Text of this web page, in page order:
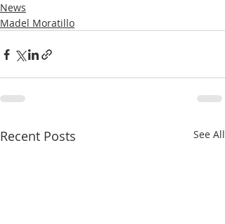
News
Madel Moratillo
Recent Posts See All